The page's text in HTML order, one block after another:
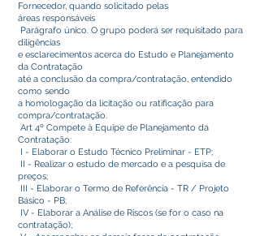
Fornecedor, quando solicitado pelas
áreas responsáveis
Parágrafo único. O grupo poderá ser requisitado para
diligências
e esclarecimentos acerca do Estudo e Planejamento
da Contratação
até a conclusão da compra/contratação, entendido
como sendo
a homologação da licitação ou ratificação para
compra/contratação.
Art 4º Compete à Equipe de Planejamento da
Contratação:
I - Elaborar o Estudo Técnico Preliminar - ETP;
II - Realizar o estudo de mercado e a pesquisa de
preços;
III - Elaborar o Termo de Referência - TR / Projeto
Básico - PB;
IV - Elaborar a Análise de Riscos (se for o caso na
contratação);